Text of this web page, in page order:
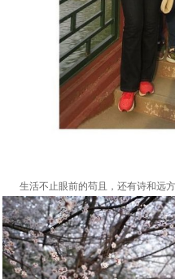
生活不止眼前的苟且，还有诗和远